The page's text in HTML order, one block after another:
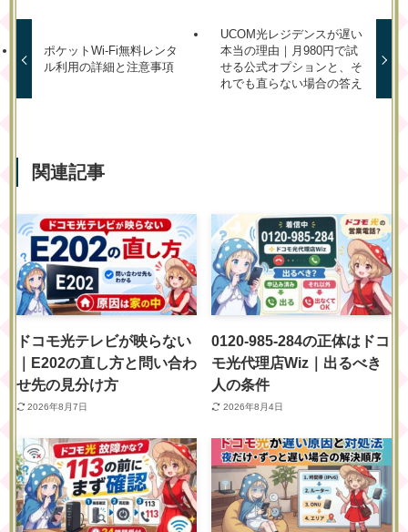
ポケットWi-Fi無料レンタ
ル利用の詳細と注意事項
UCOM光レジデンスが遅い
本当の理由｜月980円で試
せる公式オプションと、そ
れでも直らない場合の答え
関連記事
ドコモ光テレビが映らない
｜E202の直し方と問い合わ
せ先の見分け方
2026年8月7日
0120-985-284の正体はドコ
モ光代理店Wiz｜出るべき
人の条件
2026年8月4日